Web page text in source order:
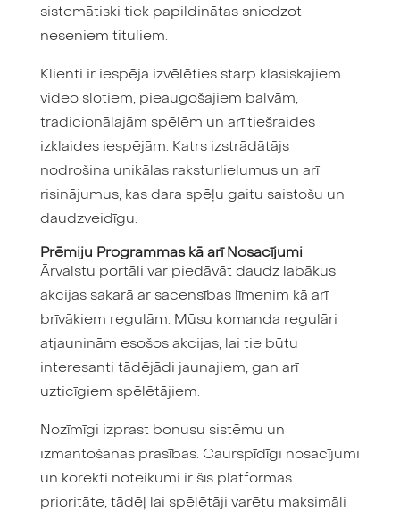
sistemātiski tiek papildinātas sniedzot
neseniem tituliem.
Klienti ir iespēja izvēlēties starp klasiskajiem
video slotiem, pieaugošajiem balvām,
tradicionālajām spēlēm un arī tiešraides
izklaides iespējām. Katrs izstrādātājs
nodrošina unikālas raksturlielumus un arī
risinājumus, kas dara spēļu gaitu saistošu un
daudzveidīgu.
Prēmiju Programmas kā arī Nosacījumi
Ārvalstu portāli var piedāvāt daudz labākus
akcijas sakarā ar sacensības līmenim kā arī
brīvākiem regulām. Mūsu komanda regulāri
atjauninām esošos akcijas, lai tie būtu
interesanti tādējādi jaunajiem, gan arī
uzticīgiem spēlētājiem.
Nozīmīgi izprast bonusu sistēmu un
izmantošanas prasības. Caurspīdīgi nosacījumi
un korekti noteikumi ir šīs platformas
prioritāte, tādēļ lai spēlētāji varētu maksimāli